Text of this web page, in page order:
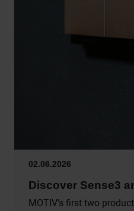
02.06.2026
Discover Sense3
MOTIV’s first two